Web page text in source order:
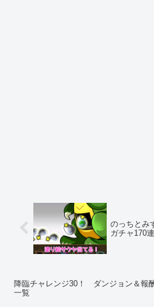
のっちとみ
ガチャ170
降臨チャレンジ30！ ダンジョン＆報
一覧